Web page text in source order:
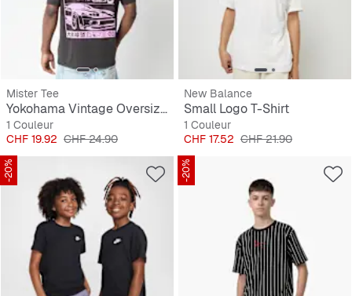
Mister Tee
Yokohama Vintage Oversize Tee
1 Couleur
Prix
CHF 19.92 Prix original
CHF 24.90
New Balance
Small Logo T-Shirt
1 Couleur
Prix
CHF 17.52 Prix original
CHF 21.90
-20% -20%